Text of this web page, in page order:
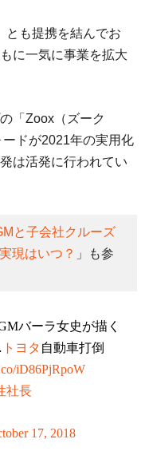
とも提携を結んでお
に一気に事業を拡大
「Zoox（ズーク
ドが2021年の実用化
は活発に行われてい
と子会社クルーズ
現はいつ？ 」も参
バーラ女史が描く
トヨタ 自動車打倒
iD86PjRpoW
社長
17, 2018